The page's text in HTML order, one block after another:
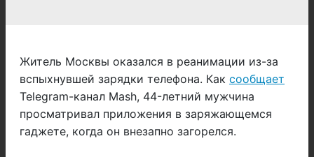
Житель Москвы оказался в реанимации из-за
вспыхнувшей зарядки телефона. Как сообщает
Telegram-канал Mash, 44-летний мужчина
просматривал приложения в заряжающемся
гаджете, когда он внезапно загорелся.